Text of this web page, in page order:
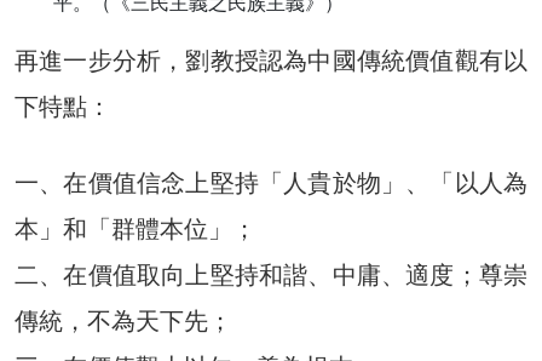
再進一步分析，劉教授認為中國傳統價值觀有以
下特點：
一、在價值信念上堅持「人貴於物」、「以人為
本」和「群體本位」；
二、在價值取向上堅持和諧、中庸、適度；尊崇
傳統，不為天下先；